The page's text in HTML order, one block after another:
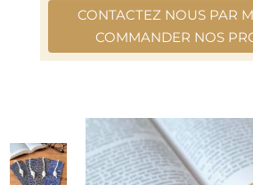
CONTACTEZ NOUS PAR
COMMANDER NOS